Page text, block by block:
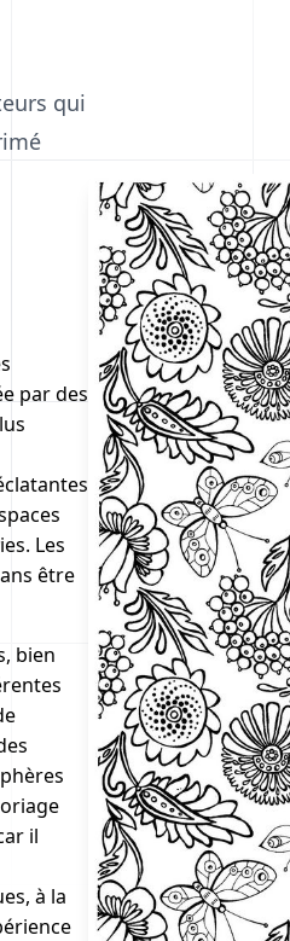
qui
par des
Les
être
bien
il
à la